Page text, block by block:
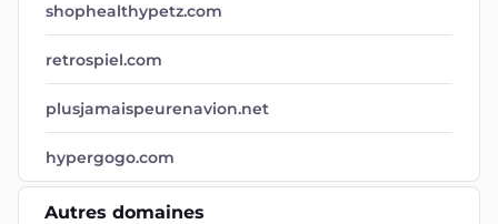
shophealthypetz.com
retrospiel.com
plusjamaispeurenavion.net
hypergogo.com
Autres domaines